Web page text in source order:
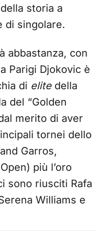
storia a
di singolare.
abbastanza, con
Parigi Djokovic è
di elite della
del “Golden
merito di aver
tornei dello
Garros,
più l’oro
sono riusciti Rafa
Williams e